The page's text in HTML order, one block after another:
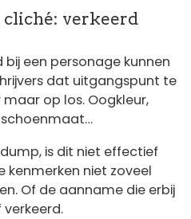
cliché: verkeerd
een personage kunnen
dat uitgangspunt te
op los. Oogkleur,
is dit niet effectief
niet zoveel
Of de aanname die erbij
verkeerd.